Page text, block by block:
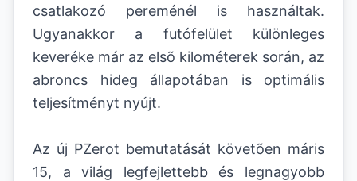
csatlakozó pereménél is használtak.
Ugyanakkor a futófelület különleges
keveréke már az elsõ kilométerek során, az
abroncs hideg állapotában is optimális
teljesítményt nyújt.
Az új PZerot bemutatását követõen máris
15, a világ legfejlettebb és legnagyobb